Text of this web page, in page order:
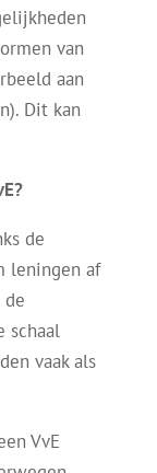
van
aan
Dit kan
de
leningen af
de
schaal
vaak als
VvE